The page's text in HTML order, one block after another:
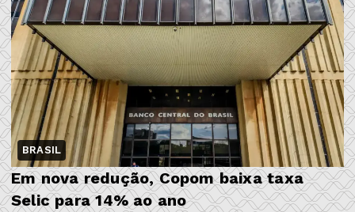
BRASIL
Em nova redução, Copom baixa taxa
Selic para 14% ao ano